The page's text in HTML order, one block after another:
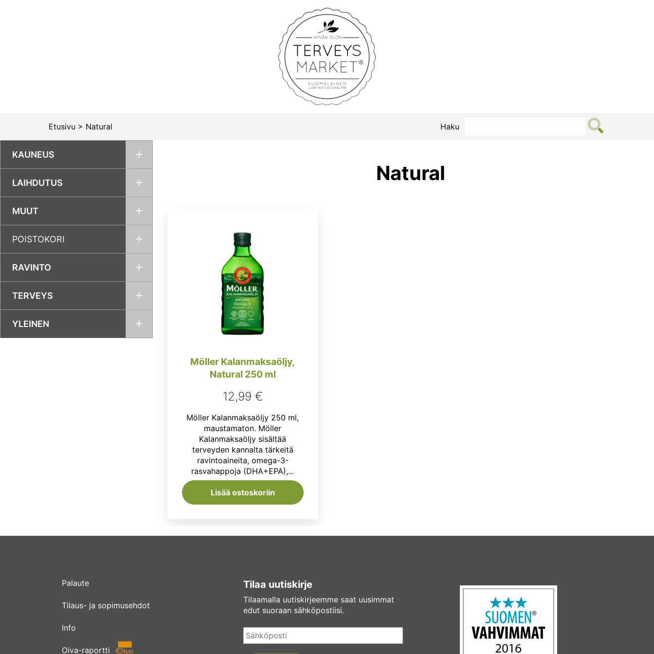
Terveysmarket
Etusivu > Natural Haku
KAUNEUS
LAIHDUTUS
MUUT
POISTOKORI
RAVINTO
TERVEYS
YLEINEN
Natural
Möller Kalanmaksaöljy,
Natural 250 ml
12,99 €
Möller Kalanmaksaöljy 250 ml,
maustamaton. Möller
Kalanmaksaöljy sisältää
terveyden kannalta tärkeitä
ravintoaineita, omega-3-
rasvahappoja (DHA+EPA),...
Lisää ostoskoriin
Palaute
Tilaus- ja sopimusehdot
Info
Oiva-raportti
Tilaa uutiskirje
Tilaamalla uutiskirjeemme saat uusimmat
edut suoraan sähköpostiisi.
Sähköposti